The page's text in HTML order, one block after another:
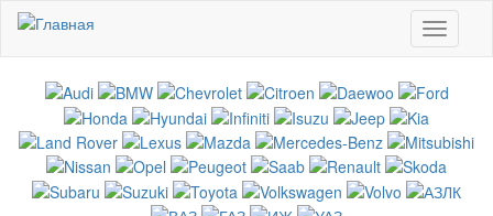
Перейти к основному содержанию
Toggle